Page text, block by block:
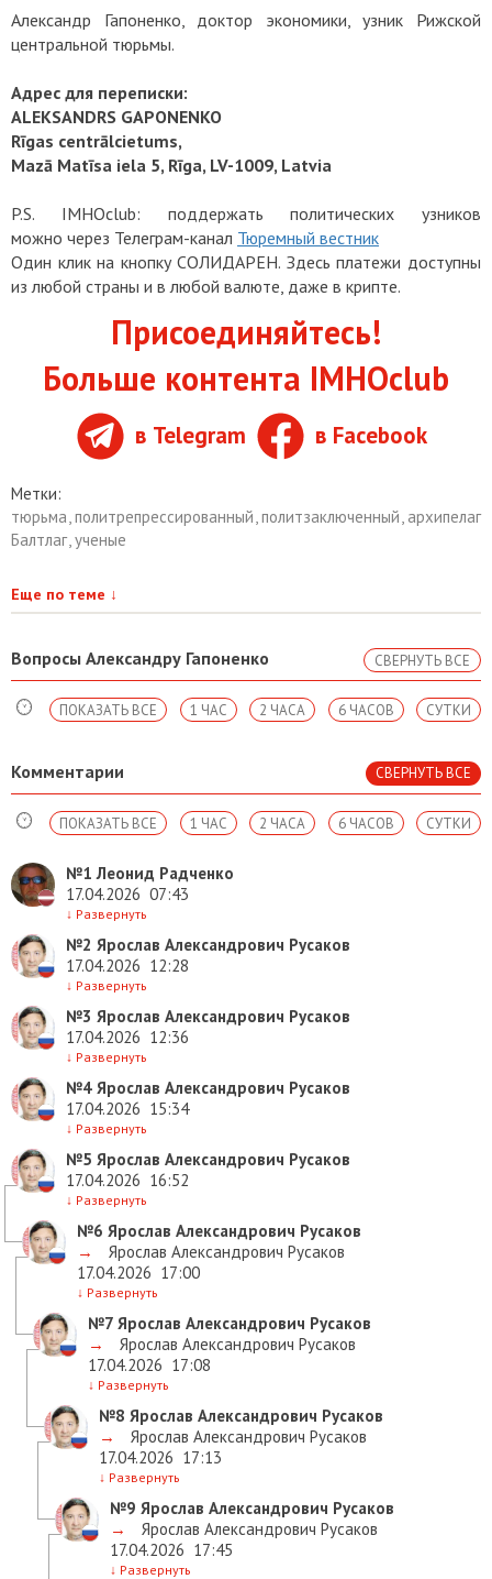
Александр Гапоненко, доктор экономики, узник Рижской
центральной тюрьмы.
Адрес для переписки:
ALEKSANDRS GAPONENKO
Rīgas centrālcietums,
Mazā Matīsa iela 5, Rīga, LV-1009, Latvia
P.S. IMHOclub: поддержать политических узников
можно через Телеграм-канал Тюремный вестник
Один клик на кнопку СОЛИДАРЕН. Здесь платежи доступны
из любой страны и в любой валюте, даже в крипте.
Присоединяйтесь!
Больше контента IMHOclub
в Telegram в Facebook
Метки:
тюрьма политрепрессированный политзаключенный архипелаг
Балтлаг ученые
Еще по теме ↓
Вопросы Александру Гапоненко СВЕРНУТЬ ВСЕ
СУТКИ
6 ЧАСОВ
2 ЧАСА
1 ЧАС
ПОКАЗАТЬ ВСЕ
Комментарии СВЕРНУТЬ ВСЕ
СУТКИ
6 ЧАСОВ
2 ЧАСА
1 ЧАС
ПОКАЗАТЬ ВСЕ
№1 Леонид Радченко
17.04.2026 07:43
↓ Развернуть
№2 Ярослав Александрович Русаков
17.04.2026 12:28
↓ Развернуть
№3 Ярослав Александрович Русаков
17.04.2026 12:36
↓ Развернуть
№4 Ярослав Александрович Русаков
17.04.2026 15:34
↓ Развернуть
№5 Ярослав Александрович Русаков
17.04.2026 16:52
↓ Развернуть
№6 Ярослав Александрович Русаков
→
Ярослав Александрович Русаков
17.04.2026 17:00
↓ Развернуть
№7 Ярослав Александрович Русаков
→
Ярослав Александрович Русаков
17.04.2026 17:08
↓ Развернуть
№8 Ярослав Александрович Русаков
→
Ярослав Александрович Русаков
17.04.2026 17:13
↓ Развернуть
№9 Ярослав Александрович Русаков
→
Ярослав Александрович Русаков
17.04.2026 17:45
↓ Развернуть